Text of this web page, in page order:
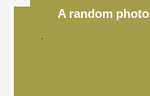
A random photo